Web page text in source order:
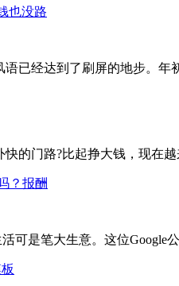
也没路
已经达到了刷屏的地步。年
的门路?比起挣大钱，现在
？报酬
可是笔大生意。这位Google